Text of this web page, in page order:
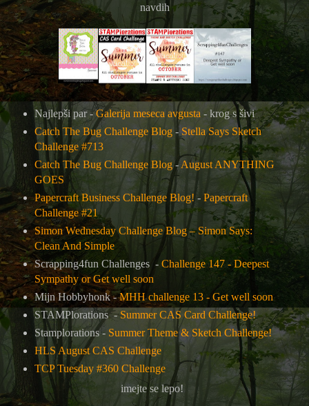
navdih
Najlepši par -Galerija meseca avgusta - krog s šivi
Catch The Bug Challenge Blog- Stella Says Sketch
Challenge #713
Catch The Bug Challenge Blog-August ANYTHING
GOES
Papercraft Business Challenge Blog! - Papercraft
Challenge #21
Simon Wednesday Challenge Blog –Simon Says:
Clean And Simple
Scrapping4fun Challenges - Challenge 147 - Deepest
Sympathy or Get well soon
Mijn Hobbyhonk -MHH challenge 13 - Get well soon
STAMPlorations -Summer CAS Card Challenge!
Stamplorations - Summer Theme & Sketch Challenge!
HLS August CAS Challenge
TCP Tuesday #360 Challenge
imejte se lepo!